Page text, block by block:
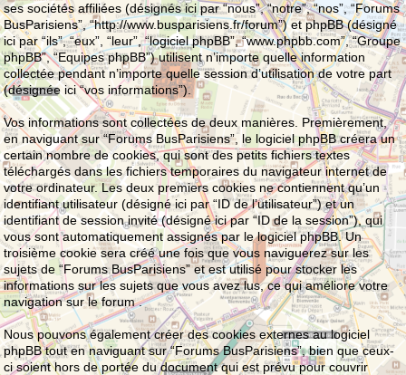
ses sociétés affiliées (désignés ici par “nous”, “notre”, “nos”, “Forums
BusParisiens”, “http://www.busparisiens.fr/forum”) et phpBB (désigné
ici par “ils”, “eux”, “leur”, “logiciel phpBB”, “www.phpbb.com”, “Groupe
phpBB”, “Equipes phpBB”) utilisent n’importe quelle information
collectée pendant n’importe quelle session d’utilisation de votre part
(désignée ici “vos informations”).
Vos informations sont collectées de deux manières. Premièrement,
en naviguant sur “Forums BusParisiens”, le logiciel phpBB créera un
certain nombre de cookies, qui sont des petits fichiers textes
téléchargés dans les fichiers temporaires du navigateur internet de
votre ordinateur. Les deux premiers cookies ne contiennent qu’un
identifiant utilisateur (désigné ici par “ID de l’utilisateur”) et un
identifiant de session invité (désigné ici par “ID de la session”), qui
vous sont automatiquement assignés par le logiciel phpBB. Un
troisième cookie sera créé une fois que vous naviguerez sur les
sujets de “Forums BusParisiens” et est utilisé pour stocker les
informations sur les sujets que vous avez lus, ce qui améliore votre
navigation sur le forum .
Nous pouvons également créer des cookies externes au logiciel
phpBB tout en naviguant sur “Forums BusParisiens”, bien que ceux-
ci soient hors de portée du document qui est prévu pour couvrir